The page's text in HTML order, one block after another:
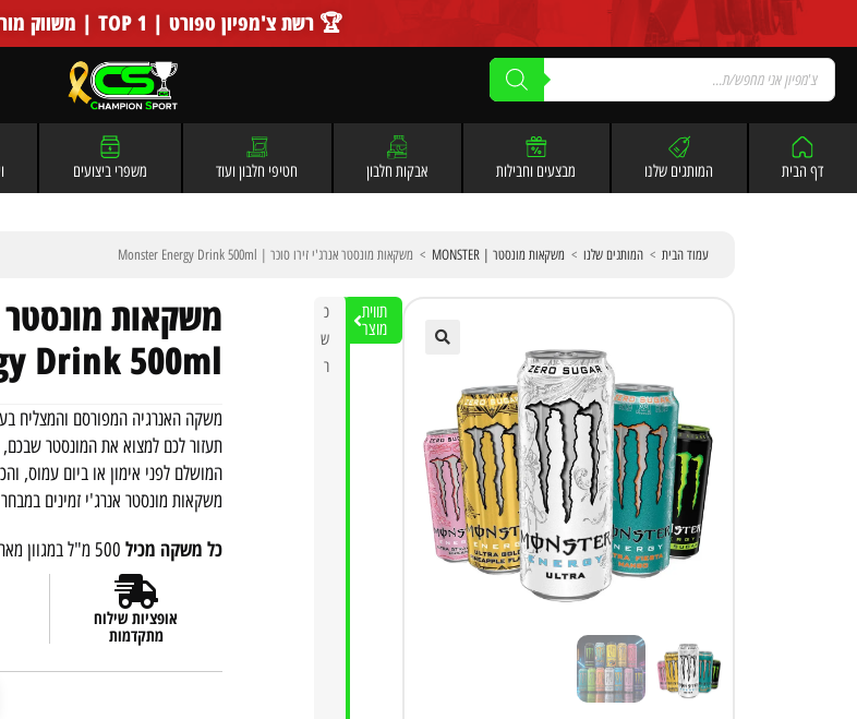
🏆 רשת צ'מפיון ספורט | TOP 1 | משווק מורשה באחריות
דף הבית המותגים שלנו מבצעים וחבילות אבקות חלבון חטיפי חלבון ועוד משפרי ביצועים
עמוד הבית > המותגים שלנו > משקאות מונסטר | MONSTER > משקאות מונסטר אנרג'י זירו סוכר | Monster Energy Drink 500ml
תווית
מוצר
כ
ש
ר
Drink 500ml
משקה האנרגיה המפורסם והמצליח
המושלם לפני אימון או ביום עמוס, והכל עם כ-11 קלוריות
משקאות מונסטר אנרג'י זמינים
כל משקה מכיל
אופציות שילוח
מתקדמות